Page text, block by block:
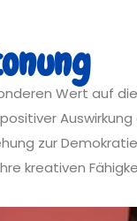
Wert auf
zur
kreativen